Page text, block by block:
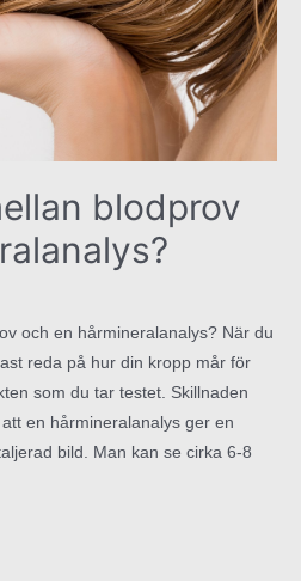
blodprov
och en hårmineralanalys? När du
reda på hur din kropp mår för
som du tar testet. Skillnaden
en hårmineralanalys ger en
bild. Man kan se cirka 6-8